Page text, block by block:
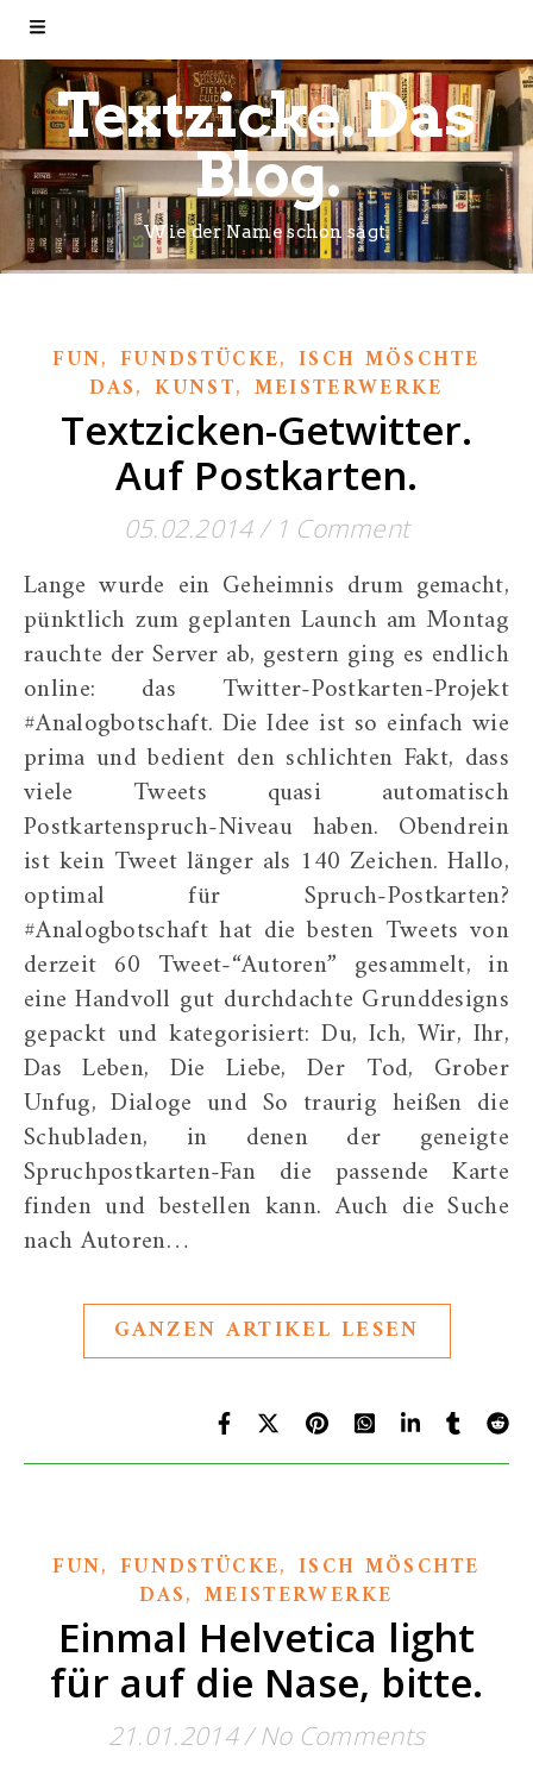
Textzicke. Das
Blog.
Wie der Name schon sagt.
FUN,FUNDSTÜCKE,ISCH MÖSCHTE
DAS,KUNST, MEISTERWERKE
Textzicken-Getwitter.
Auf Postkarten.
05.02.2014/ 1 Comment
Lange wurde ein Geheimnis drum gemacht,
pünktlich zum geplanten Launch am Montag
rauchte der Server ab, gestern ging es endlich
online: das Twitter-Postkarten-Projekt
#Analogbotschaft. Die Idee ist so einfach wie
prima und bedient den schlichten Fakt, dass
viele Tweets quasi automatisch
Postkartenspruch-Niveau haben. Obendrein
ist kein Tweet länger als 140 Zeichen. Hallo,
optimal für Spruch-Postkarten?
#Analogbotschaft hat die besten Tweets von
derzeit 60 Tweet-“Autoren” gesammelt, in
eine Handvoll gut durchdachte Grunddesigns
gepackt und kategorisiert: Du, Ich, Wir, Ihr,
Das Leben, Die Liebe, Der Tod, Grober
Unfug, Dialoge und So traurig heißen die
Schubladen, in denen der geneigte
Spruchpostkarten-Fan die passende Karte
finden und bestellen kann. Auch die Suche
nach Autoren…
GANZEN ARTIKEL LESEN
FUN,FUNDSTÜCKE,ISCH MÖSCHTE
DAS,MEISTERWERKE
Einmal Helvetica light
für auf die Nase, bitte.
21.01.2014/ No Comments